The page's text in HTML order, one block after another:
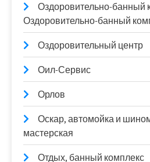
Оздоровительно-банный
Оздоровительно-банный
Оздоровительный центр
Оил-Сервис
Орлов
Оскар, автомойка и
мастерская
Отдых, банный комплекс